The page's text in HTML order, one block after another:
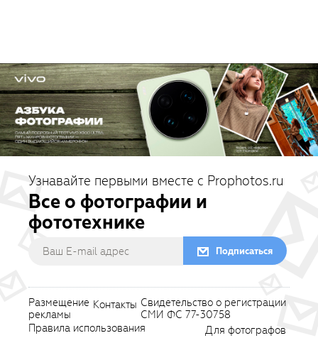
Узнавайте первыми вместе с Prophotos.ru
Все о фотографии и
фототехнике
Подписаться
Размещение
рекламы
Контакты Свидетельство о регистрации
СМИ ФС 77-30758
Правила использования
Для фотографов